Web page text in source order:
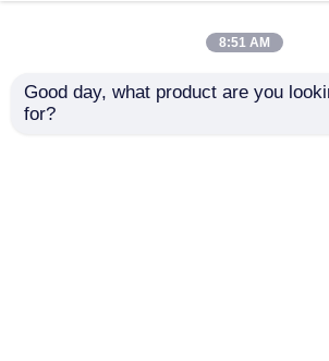
8:51 AM
Good day, what product are you
for?